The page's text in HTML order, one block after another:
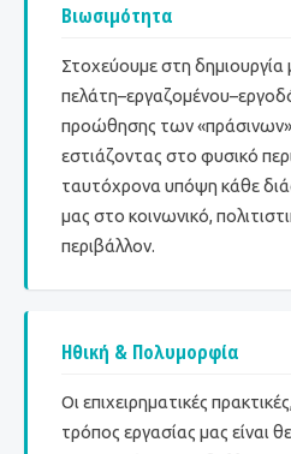
Βιωσιμότητα
Στοχεύουμε στη
προώθησης των
εστιάζοντας στο φυσικό
ταυτόχρονα υπόψη κάθε
μας στο κοινωνικό,
περιβάλλον.
Ηθική & Πολυμορφία
Οι επιχειρηματικές
τρόπος εργασίας μας είναι